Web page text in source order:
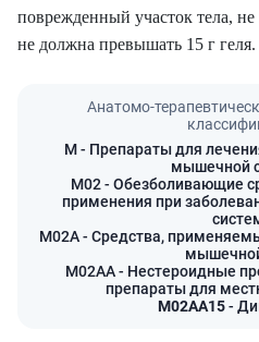
поврежденный участок тела,
не должна превышать 15 г геля.
Анатомо-
M- Препараты для
мышечной
M02- Обезболивающие
применения при
M02A- Средства,
M02AA- Нестероидные
препараты для
M02AA15-